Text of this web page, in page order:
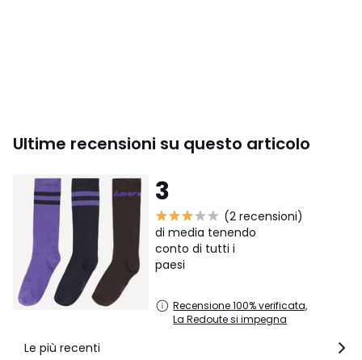
Ultime recensioni su questo articolo
3
(2 recensioni)
di media tenendo
conto di tutti i
paesi
Recensione 100% verificata,
La Redoute si impegna
Le più recenti